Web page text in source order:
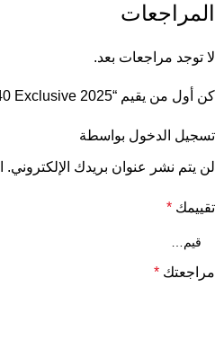
المراجعات
لا توجد مراجعات بعد.
كن أول من يقيم “BJ40 Exclusive 2025”
تسجيل الدخول بواسطة
لن يتم نشر عنوان بريدك الإلكتروني.
تقييمك *
مراجعتك *